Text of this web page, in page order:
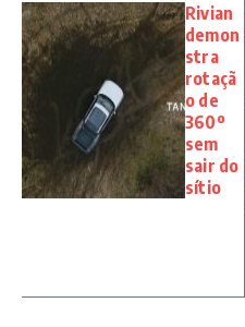
Rivian
demon
stra
rotaçã
o de
360º
sem
sair do
sítio